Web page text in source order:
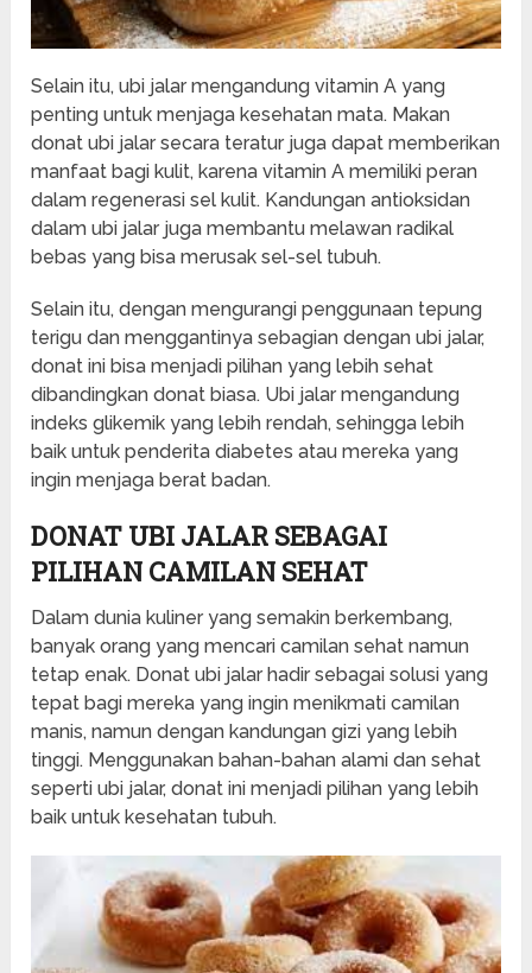
Selain itu, ubi jalar mengandung vitamin A yang
penting untuk menjaga kesehatan mata. Makan
donat ubi jalar secara teratur juga dapat memberikan
manfaat bagi kulit, karena vitamin A memiliki peran
dalam regenerasi sel kulit. Kandungan antioksidan
dalam ubi jalar juga membantu melawan radikal
bebas yang bisa merusak sel-sel tubuh.
Selain itu, dengan mengurangi penggunaan tepung
terigu dan menggantinya sebagian dengan ubi jalar,
donat ini bisa menjadi pilihan yang lebih sehat
dibandingkan donat biasa. Ubi jalar mengandung
indeks glikemik yang lebih rendah, sehingga lebih
baik untuk penderita diabetes atau mereka yang
ingin menjaga berat badan.
DONAT UBI JALAR SEBAGAI
PILIHAN CAMILAN SEHAT
Dalam dunia kuliner yang semakin berkembang,
banyak orang yang mencari camilan sehat namun
tetap enak. Donat ubi jalar hadir sebagai solusi yang
tepat bagi mereka yang ingin menikmati camilan
manis, namun dengan kandungan gizi yang lebih
tinggi. Menggunakan bahan-bahan alami dan sehat
seperti ubi jalar, donat ini menjadi pilihan yang lebih
baik untuk kesehatan tubuh.